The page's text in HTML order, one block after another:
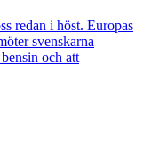
redan i höst. Europas
svenskarna
och att